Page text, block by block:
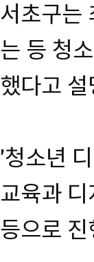
서초구는
는 등 청
했다고
'청소년
교육과
등으로